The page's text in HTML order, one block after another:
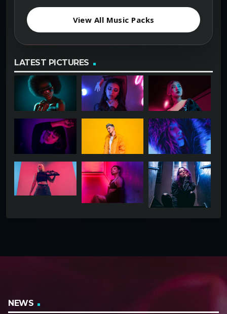
View All Music Packs
LATEST PICTURES
NEWS